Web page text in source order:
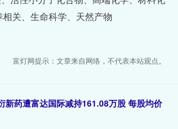
关、生命科学、天然产物
富灯网提示：文章来自网络，不代表本站观点。
新药遭富达国际减持161.08万股 每股均价